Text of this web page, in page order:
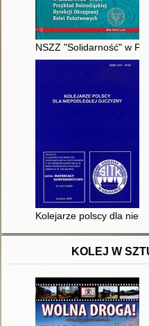
NSZZ "Solidarność" w
Kolejarze polscy dla
KOLEJ W